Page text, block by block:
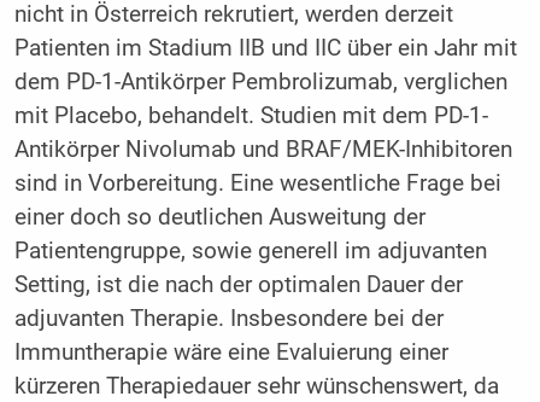
nicht in Österreich rekrutiert, werden derzeit
Patienten im Stadium IIB und IIC über ein Jahr mit
dem PD-1-Antikörper Pembrolizumab, verglichen
mit Placebo, behandelt. Studien mit dem PD-1-
Antikörper Nivolumab und BRAF/MEK-Inhibitoren
sind in Vorbereitung. Eine wesentliche Frage bei
einer doch so deutlichen Ausweitung der
Patientengruppe, sowie generell im adjuvanten
Setting, ist die nach der optimalen Dauer der
adjuvanten Therapie. Insbesondere bei der
Immuntherapie wäre eine Evaluierung einer
kürzeren Therapiedauer sehr wünschenswert, da